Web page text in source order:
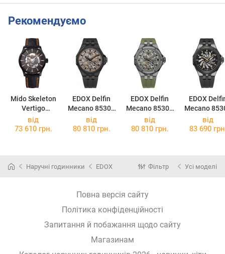
Рекомендуємо
Mido Skeleton
Vertigo
M038.436.37.0
51.00
EDOX Delfin
Mecano 85303
37NCA BEIO
EDOX Delfin
Mecano 85303
357GNCAV
VONB
EDOX
Mecano
357GN
від
73 610 грн.
від
80 810 грн.
від
80 810 грн.
від
83 690
Наручні годинники EDOX Фільтр Усі моделі
Повна версія сайту
Політика конфіденційності
Запитання й побажання щодо сайту
Магазинам